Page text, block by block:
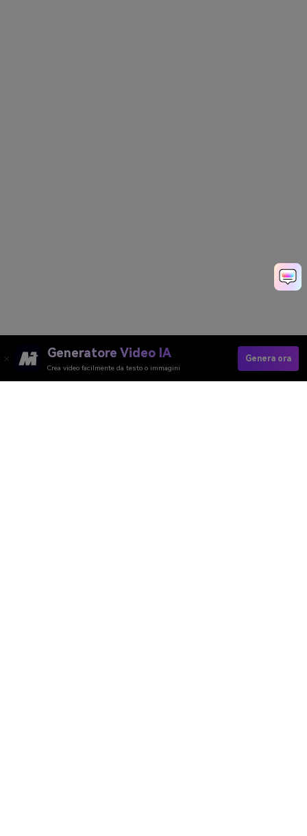
Generatore Video IA
Crea video facilmente da testo o immagini
Genera ora